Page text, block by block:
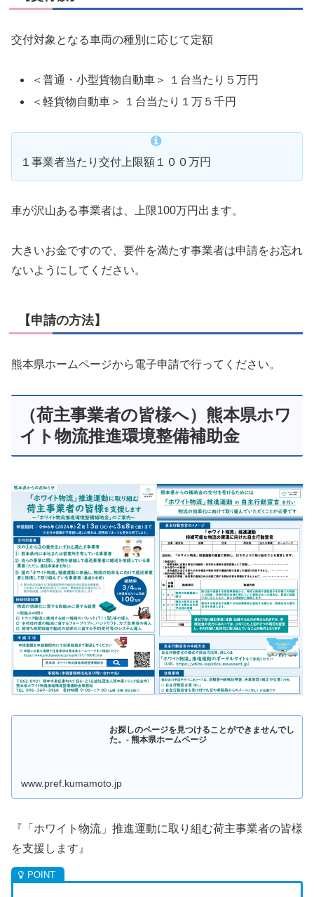
交付対象となる車両の種別に応じて定額
＜普通・小型貨物自動車＞ １台当たり５万円
＜軽貨物自動車＞ １台当たり１万５千円
１事業者当たり交付上限額１００万円
車が沢山ある事業者は、上限100万円出ます。
大きいお金ですので、要件を満たす事業者は申請をお忘れ
ないようにしてください。
【申請の方法】
熊本県ホームページから電子申請で行ってください。
（荷主事業者の皆様へ）熊本県ホワ
イト物流推進環境整備補助金
お探しのページを見つけることができませんでし
た。- 熊本県ホームページ
www.pref.kumamoto.jp
『「ホワイト物流」推進運動に取り組む荷主事業者の皆様
を支援します』